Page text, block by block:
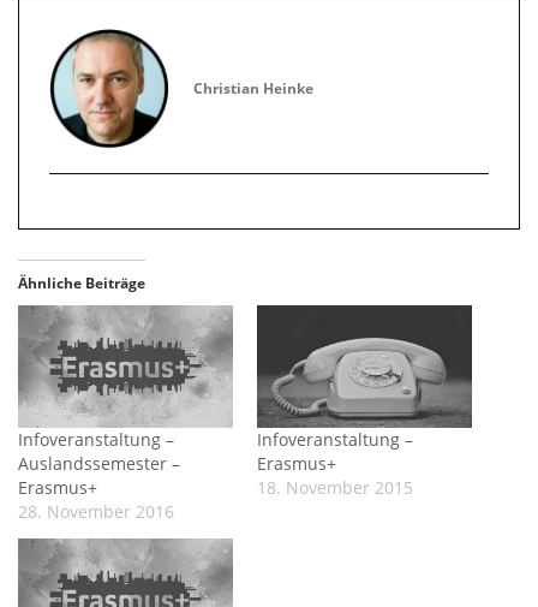
Christian Heinke
Ähnliche Beiträge
Infoveranstaltung –
Auslandssemester –
Erasmus+
28. November 2016
Infoveranstaltung –
Erasmus+
18. November 2015